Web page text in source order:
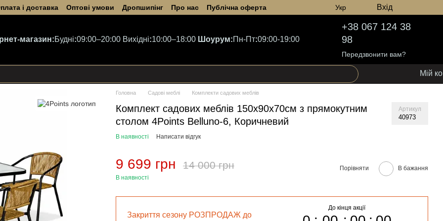
і доставка Оптові умови Дропшипінг Про нас
Публічна оферта
Укр Вхід
магазин:Будні:09:00–20:00 Вихідні:10:00–18:00 Шоурум:Пн-Пт:09:00-19:00
+38 067 124 38
98
Передзвонити вам?
Мій
Головна Садові меблі Комплекти садових меблів
Комплект садових меблів 150х90х70см з прямокутним
столом 4Points Belluno-6, Коричневий
Артикул
40973
В наявності Написати відгук
9 699 грн 14 000 грн
В наявності
Порівняти В бажання
Закриття сезону РОЗПРОДАЖ до
До кінця акції